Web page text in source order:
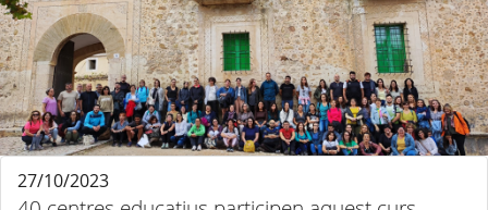
27/10/2023